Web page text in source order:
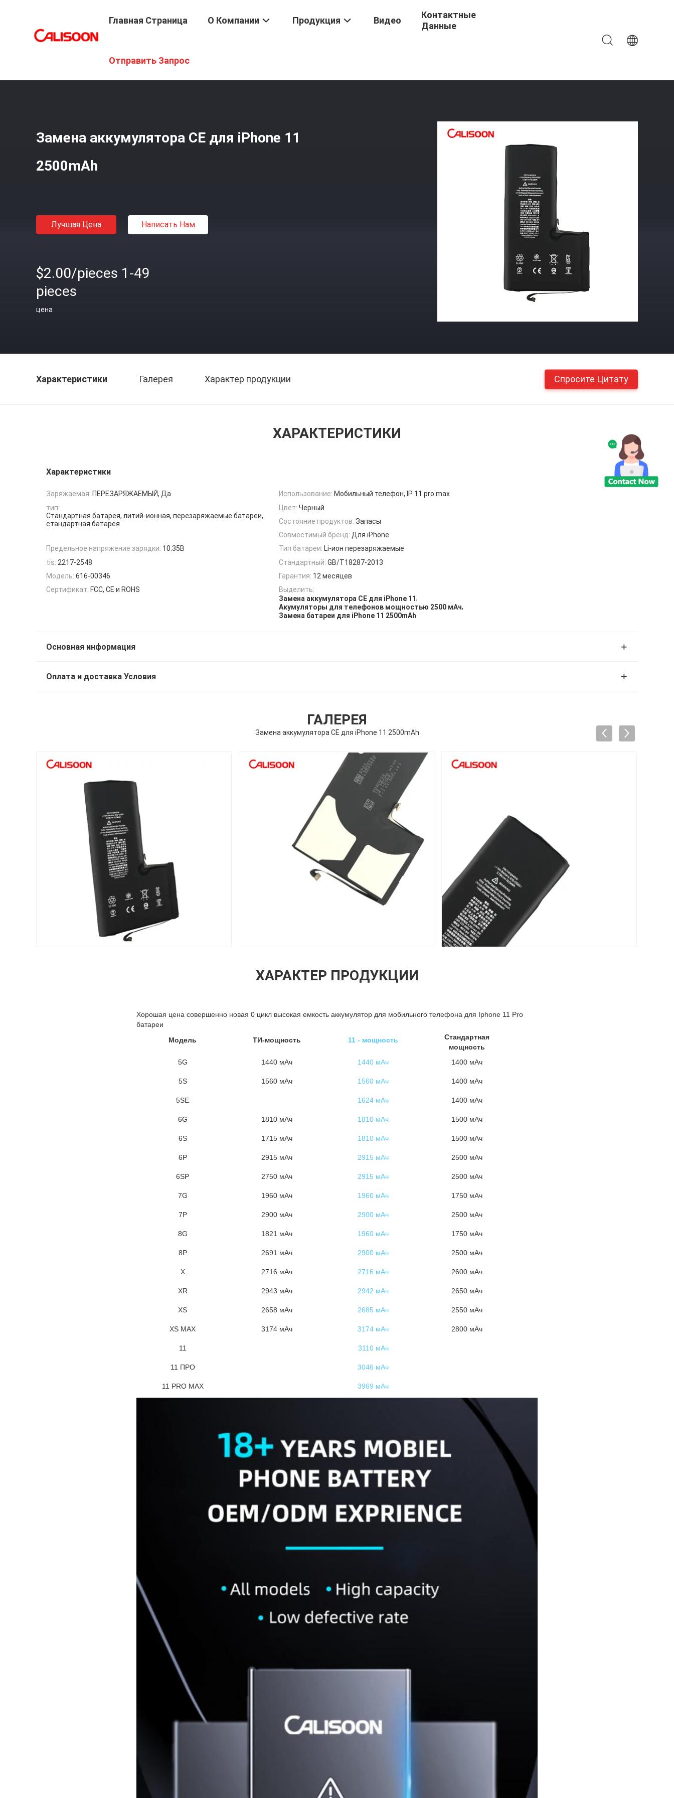
Главная Страница О Компании Продукция Видео
Контактные
Данные
Отправить Запрос
Замена аккумулятора CE для iPhone 11
2500mAh
Лучшая Цена Написать Нам
$2.00/pieces 1-49
pieces
цена
Характеристики Галерея Характер продукции Спросите Цитату
ХАРАКТЕРИСТИКИ
Характеристики
Заряжаемая: ПЕРЕЗАРЯЖАЕМЫЙ, Да Использование: Мобильный телефон, IP 11 pro max
тип:
Стандартная батарея, литий-ионная, перезаряжаемые батареи,
стандартная батарея
Цвет: Черный
Состояние продуктов: Запасы
Совместимый бренд: Для iPhone
Предельное напряжение зарядки: 10.35В Тип батареи: Li-ион перезаряжаемые
tis: 2217-2548 Стандартный: GB/T18287-2013
Модель: 616-00346 Гарантия: 12 месяцев
Сертификат: FCC, CE и ROHS
Выделить:
Замена аккумулятора CE для iPhone 11,
Акумуляторы для телефонов мощностью 2500 мАч,
Замена батареи для iPhone 11 2500mAh
Основная информация
Оплата и доставка Условия
ГАЛЕРЕЯ
Замена аккумулятора CE для iPhone 11 2500mAh
ХАРАКТЕР ПРОДУКЦИИ
Хорошая цена совершенно новая 0 цикл высокая емкость аккумулятор для мобильного телефона для Iphone 11 Pro
батареи
Модель
ТИ-мощность 11 - мощность
Стандартная
мощность
5G
1440 мАч 1440 мАч 1400 мАч
5S 1560 мАч 1560 мАч 1400 мАч
5SE 1624 мАч 1400 мАч
6G 1810 мАч 1810 мАч 1500 мАч
6S 1715 мАч 1810 мАч 1500 мАч
6P 2915 мАч 2915 мАч 2500 мАч
6SP 2750 мАч 2915 мАч 2500 мАч
7G 1960 мАч 1960 мАч 1750 мАч
7P 2900 мАч 2900 мАч 2500 мАч
8G 1821 мАч 1960 мАч 1750 мАч
8P 2691 мАч 2900 мАч 2500 мАч
X 2716 мАч 2716 мАч 2600 мАч
XR 2943 мАч 2942 мАч 2650 мАч
XS 2658 мАч 2685 мАч 2550 мАч
XS MAX 3174 мАч 3174 мАч 2800 мАч
11 3110 мАч
11 ПРО 3046 мАч
11 PRO MAX 3969 мАч